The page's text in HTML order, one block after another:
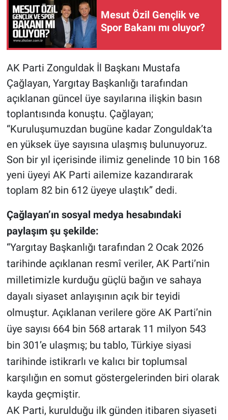
Mesut Özil Gençlik ve
Spor Bakanı mı oluyor?
AK Parti Zonguldak İl Başkanı Mustafa
Çağlayan, Yargıtay Başkanlığı tarafından
açıklanan güncel üye sayılarına ilişkin basın
toplantısında konuştu. Çağlayan;
“Kuruluşumuzdan bugüne kadar Zonguldak’ta
en yüksek üye sayısına ulaşmış bulunuyoruz.
Son bir yıl içerisinde ilimiz genelinde 10 bin 168
yeni üyeyi AK Parti ailemize kazandırarak
toplam 82 bin 612 üyeye ulaştık” dedi.
Çağlayan’ın sosyal medya hesabındaki
paylaşım şu şekilde:
“Yargıtay Başkanlığı tarafından 2 Ocak 2026
tarihinde açıklanan resmî veriler, AK Parti’nin
milletimizle kurduğu güçlü bağın ve sahaya
dayalı siyaset anlayışının açık bir teyidi
olmuştur. Açıklanan verilere göre AK Parti’nin
üye sayısı 664 bin 568 artarak 11 milyon 543
bin 301’e ulaşmış; bu tablo, Türkiye siyasi
tarihinde istikrarlı ve kalıcı bir toplumsal
karşılığın en somut göstergelerinden biri olarak
kayda geçmiştir.
AK Parti, kurulduğu ilk günden itibaren siyaseti